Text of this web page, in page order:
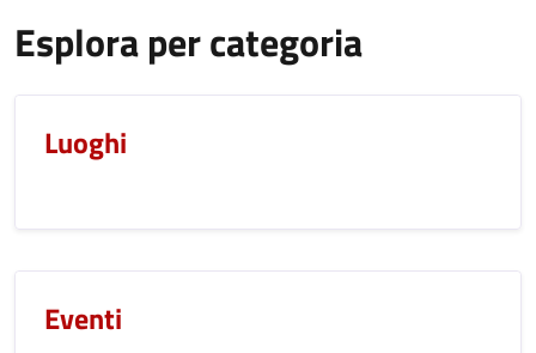
Esplora per categoria
Luoghi
Eventi